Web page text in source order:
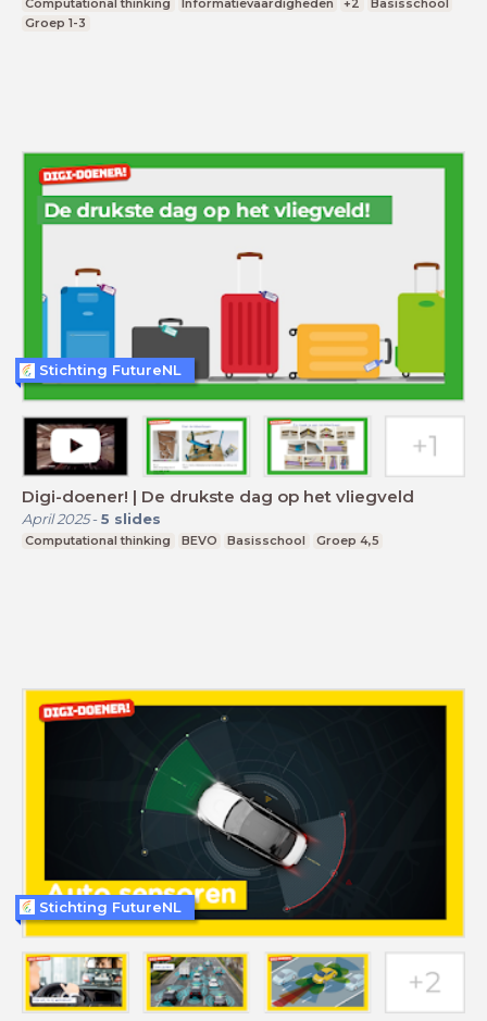
Computational thinking Informatievaardigheden +2
Basisschool
Groep 1-3
Digi-doener! | De drukste dag op het vliegveld
April 2025- 5 slides
Computational thinking BEVO Basisschool Groep 4,5
Stichting FutureNL
Stichting FutureNL